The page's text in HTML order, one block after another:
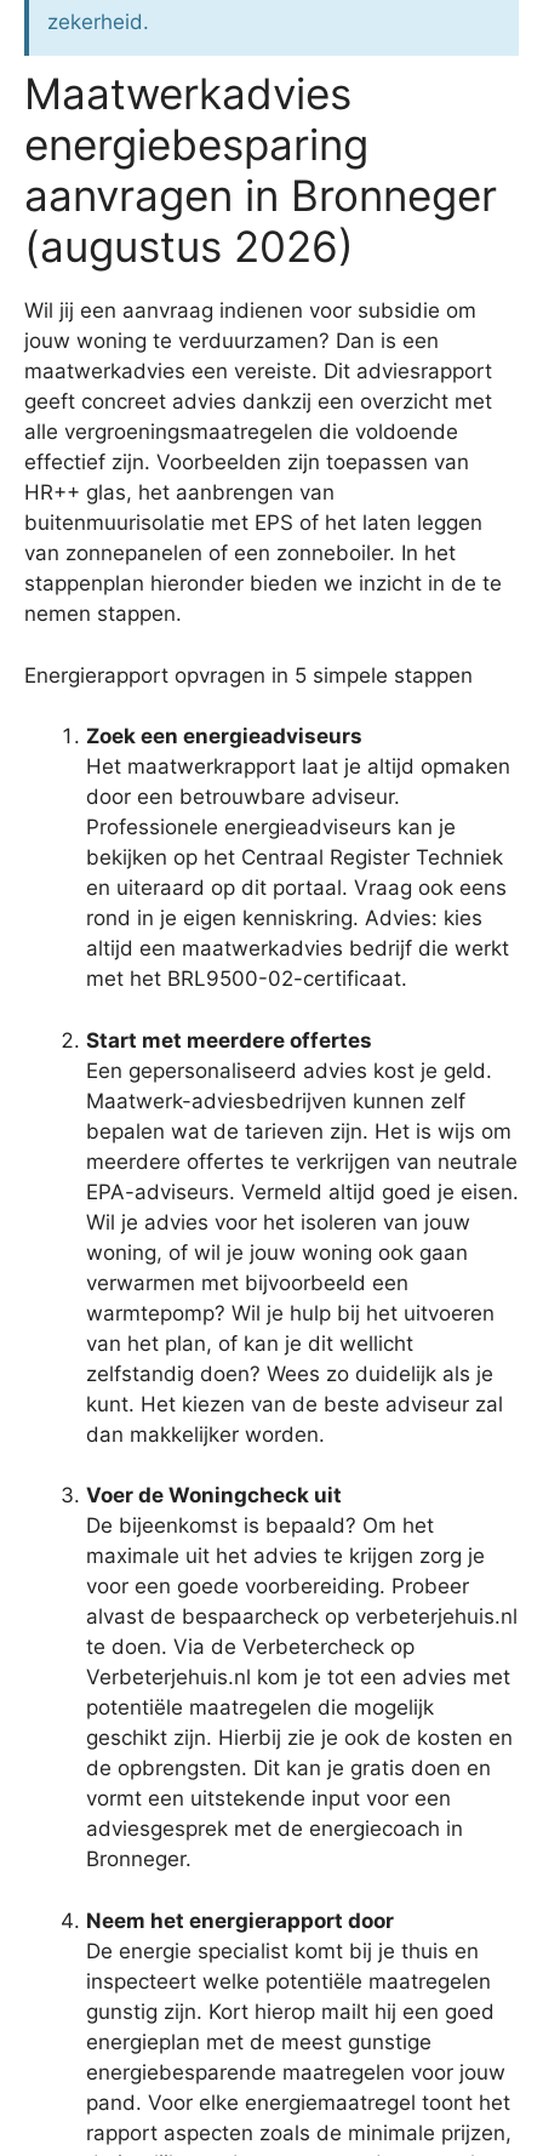
zekerheid.
Maatwerkadvies
energiebesparing
aanvragen in Bronneger
(augustus 2026)
Wil jij een aanvraag indienen voor subsidie om
jouw woning te verduurzamen? Dan is een
maatwerkadvies een vereiste. Dit adviesrapport
geeft concreet advies dankzij een overzicht met
alle vergroeningsmaatregelen die voldoende
effectief zijn. Voorbeelden zijn toepassen van
HR++ glas, het aanbrengen van
buitenmuurisolatie met EPS of het laten leggen
van zonnepanelen of een zonneboiler. In het
stappenplan hieronder bieden we inzicht in de te
nemen stappen.
Energierapport opvragen in 5 simpele stappen
Zoek een energieadviseurs
Het maatwerkrapport laat je altijd opmaken
door een betrouwbare adviseur.
Professionele energieadviseurs kan je
bekijken op het Centraal Register Techniek
en uiteraard op dit portaal. Vraag ook eens
rond in je eigen kenniskring. Advies: kies
altijd een maatwerkadvies bedrijf die werkt
met het BRL9500-02-certificaat.
Start met meerdere offertes
Een gepersonaliseerd advies kost je geld.
Maatwerk-adviesbedrijven kunnen zelf
bepalen wat de tarieven zijn. Het is wijs om
meerdere offertes te verkrijgen van neutrale
EPA-adviseurs. Vermeld altijd goed je eisen.
Wil je advies voor het isoleren van jouw
woning, of wil je jouw woning ook gaan
verwarmen met bijvoorbeeld een
warmtepomp? Wil je hulp bij het uitvoeren
van het plan, of kan je dit wellicht
zelfstandig doen? Wees zo duidelijk als je
kunt. Het kiezen van de beste adviseur zal
dan makkelijker worden.
Voer de Woningcheck uit
De bijeenkomst is bepaald? Om het
maximale uit het advies te krijgen zorg je
voor een goede voorbereiding. Probeer
alvast de bespaarcheck op verbeterjehuis.nl
te doen. Via de Verbetercheck op
Verbeterjehuis.nl kom je tot een advies met
potentiële maatregelen die mogelijk
geschikt zijn. Hierbij zie je ook de kosten en
de opbrengsten. Dit kan je gratis doen en
vormt een uitstekende input voor een
adviesgesprek met de energiecoach in
Bronneger.
Neem het energierapport door
De energie specialist komt bij je thuis en
inspecteert welke potentiële maatregelen
gunstig zijn. Kort hierop mailt hij een goed
energieplan met de meest gunstige
energiebesparende maatregelen voor jouw
pand. Voor elke energiemaatregel toont het
rapport aspecten zoals de minimale prijzen,